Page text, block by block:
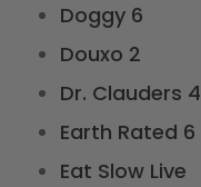
Doggy 6
Douxo 2
Dr. Clauders 4
Earth Rated 6
Eat Slow Live